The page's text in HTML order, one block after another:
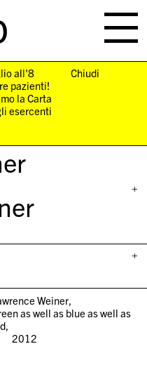
all'8
pazienti!
la Carta
esercenti
Chiudi
+
+
Weiner,
as well as blue as well as
2012